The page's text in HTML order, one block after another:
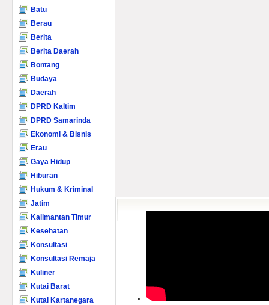
Batu
Berau
Berita
Berita Daerah
Bontang
Budaya
Daerah
DPRD Kaltim
DPRD Samarinda
Ekonomi & Bisnis
Erau
Gaya Hidup
Hiburan
Hukum & Kriminal
Jatim
Kalimantan Timur
Kesehatan
Konsultasi
Konsultasi Remaja
Kuliner
Kutai Barat
Kutai Kartanegara